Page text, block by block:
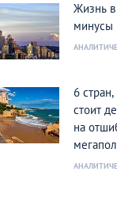
Жизнь
минусы
6
стоит
на